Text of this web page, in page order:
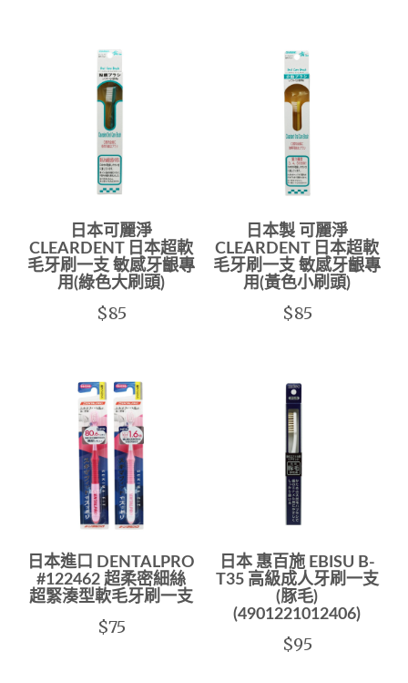
日本可麗淨
CLEARDENT 日本超軟
毛牙刷一支 敏感牙齦專
用(綠色大刷頭)
$85
日本製 可麗淨
CLEARDENT 日本超軟
毛牙刷一支 敏感牙齦專
用(黃色小刷頭)
$85
日本進口 DENTALPRO
#122462 超柔密細絲
超緊湊型軟毛牙刷一支
$75
日本 惠百施 EBISU B-
T35 高級成人牙刷一支
(豚毛)
(4901221012406)
$95